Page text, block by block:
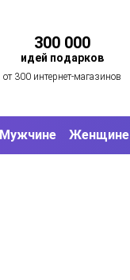
300 000
идей подарков
от 300 интернет-магазинов
Мужчине Женщине